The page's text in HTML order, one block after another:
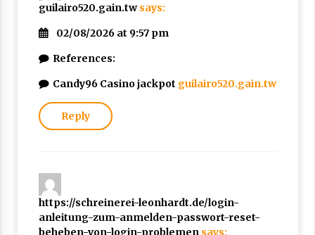
guilairo520.gain.tw says:
02/08/2026 at 9:57 pm
References:
Candy96 Casino jackpot guilairo520.gain.tw
Reply
https://schreinerei-leonhardt.de/login-
anleitung-zum-anmelden-passwort-reset-
beheben-von-login-problemen says: